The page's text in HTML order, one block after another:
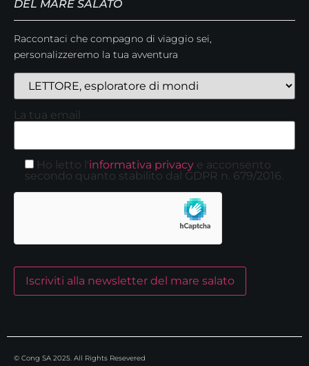
DEL MARE SALATO
Raccontaci che compagno di viaggio sei,
personalizzeremo la tua avventura
La tua email
Ho letto l'informativa privacy e acconsento
secondo quanto stabilito dal GDPR n. 679/2016.
© Cong SA 2025. All Rights Resevered